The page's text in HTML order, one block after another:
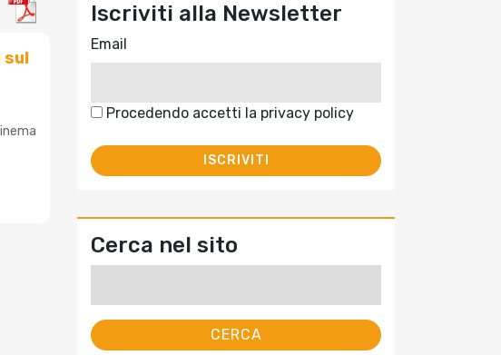
sul
Iscriviti alla Newsletter
Email
Procedendo accetti la privacy policy
Cerca nel sito